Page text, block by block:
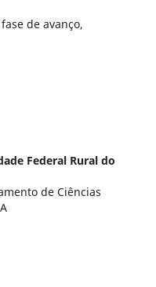
de avanço,
Federal Rural do
de Ciências